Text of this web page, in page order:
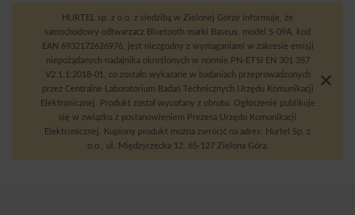
HURTEL sp. z o.o. z siedzibą w Zielonej Górze informuje, że
samochodowy odtwarzacz Bluetooth marki Baseus, model S-09A, kod
EAN 6932172626976, jest niezgodny z wymaganiami w zakresie emisji
niepożądanych nadajnika określonych w normie PN-ETSI EN 301 357
V2.1.1:2018-01, co zostało wykazane w badaniach przeprowadzonych
przez Centralne Laboratorium Badań Technicznych Urzędu Komunikacji
Elektronicznej. Produkt został wycofany z obrotu. Ogłoszenie publikuje
się w związku z postanowieniem Prezesa Urzędu Komunikacji
Elektronicznej. Kupiony produkt można zwrócić na adres: Hurtel Sp. z
o.o., ul. Międzyrzecka 12, 65-127 Zielona Góra.